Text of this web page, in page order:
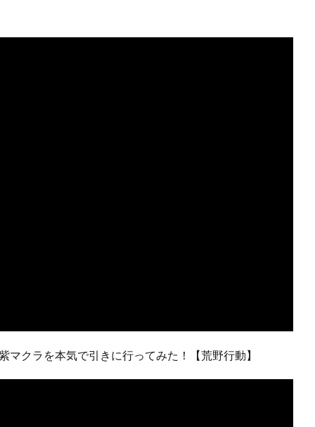
マクラを本気で引きに行ってみた！【荒野行動】